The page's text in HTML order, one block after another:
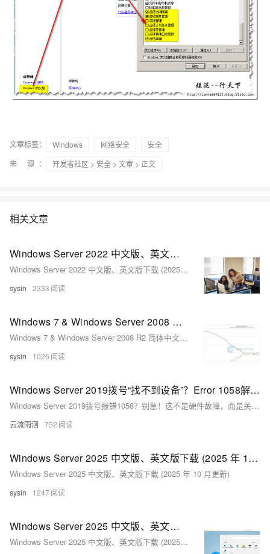
文章标签： Windows 网络安全
安全
来 源：
开发者社区 > 安全 > 文章 > 正文
相关文章
Windows Server 2022 中文版、英文版下载 (2025 年 10 月更新)
Windows Server 2022 中文版、英文版下载 (2025 年 10 月更新)
sysin 2333
Windows 7 & Windows Server 2008 R2 简体中文版下载 (2025 年 10 月更新)
Windows 7 & Windows Server 2008 R2 简体中文版下载 (2025 年 10 月更新)
sysin 1026
Windows Server 2019拨号“找不到设备”？Error 1058解决指南
Windows Server 2019拨号报错1058？别急！这不是硬件故障，而是关键服务被禁用。通过“服务依存关系”排查，依次启动“安全套接字隧道协议”“远程接入连接管理”和“路由与远程访问”服务，仅需4步即可恢复PPPoE或VPN拨号功能，轻松解决网络中断问题。
云流雨洄 752
Windows Server 2025 中文版、英文版下载 (2025 年 10 月更新)
Windows Server 2025 中文版、英文版下载 (2025 年 10 月更新)
sysin 1247
Windows Server 2025 中文版、英文版下载 (2025 年 9 月更新)
Windows Server 2025 中文版、英文版下载 (2025 年 9 月更新)